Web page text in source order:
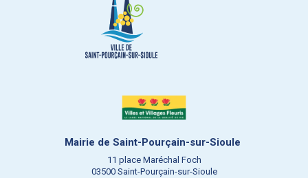
Mairie de Saint-Pourçain-sur-Sioule
11 place Maréchal Foch
03500 Saint-Pourçain-sur-Sioule